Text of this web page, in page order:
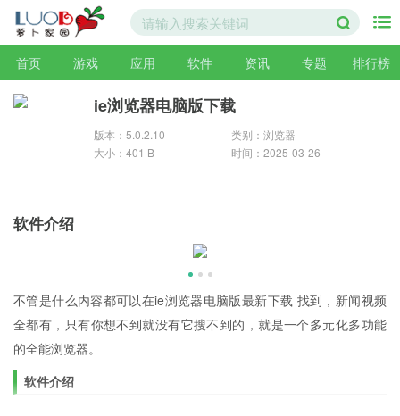
首页 游戏 应用 软件 资讯 专题 排行榜
ie浏览器电脑版下载
版本：5.0.2.10
类别：浏览器
大小：401 B
时间：2025-03-26
软件介绍
不管是什么内容都可以在ie浏览器电脑版最新下载 找到，新闻视频
全都有，只有你想不到就没有它搜不到的，就是一个多元化多功能
的全能浏览器。
软件介绍